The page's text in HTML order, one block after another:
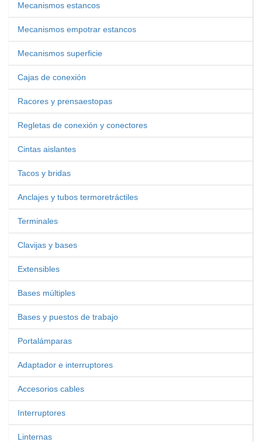
Mecanismos estancos
Mecanismos empotrar estancos
Mecanismos superficie
Cajas de conexión
Racores y prensaestopas
Regletas de conexión y conectores
Cintas aislantes
Tacos y bridas
Anclajes y tubos termoretráctiles
Terminales
Clavijas y bases
Extensibles
Bases múltiples
Bases y puestos de trabajo
Portalámparas
Adaptador e interruptores
Accesorios cables
Interruptores
Linternas